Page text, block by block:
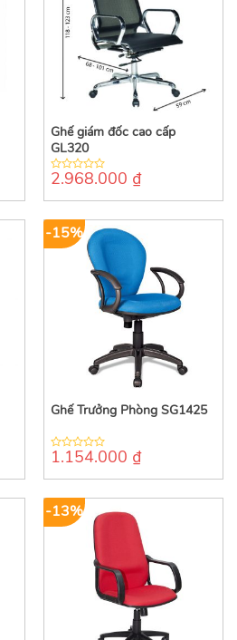
Ghế giám đốc cao cấp
GL320
0
of
2.968.000 ₫
-15%
Ghế Trưởng Phòng SG1425
0
of
1.154.000 ₫
-13%